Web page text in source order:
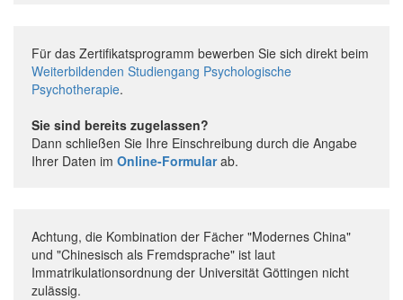
Für das Zertifikatsprogramm bewerben Sie sich direkt beim
Weiterbildenden Studiengang Psychologische
Psychotherapie.
Sie sind bereits zugelassen?
Dann schließen Sie Ihre Einschreibung durch die Angabe
Ihrer Daten im Online-Formularab.
Achtung, die Kombination der Fächer "Modernes China"
und "Chinesisch als Fremdsprache" ist laut
Immatrikulationsordnung der Universität Göttingen nicht
zulässig.